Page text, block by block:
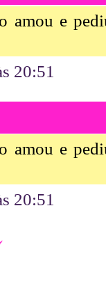
e
20:51
e
20:51